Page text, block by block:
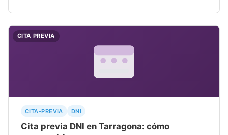
CITA PREVIA
CITA-PREVIA DNI
Cita previa DNI en Tarragona: cómo